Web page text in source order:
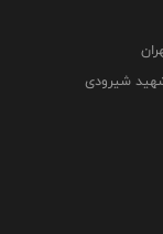
شهید شیرودی